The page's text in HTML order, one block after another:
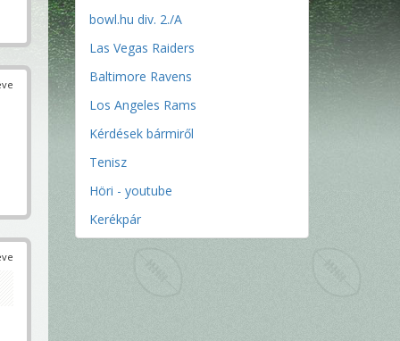
bowl.hu div. 2./A
Las Vegas Raiders
Baltimore Ravens
Los Angeles Rams
Kérdések bármiről
Tenisz
Höri - youtube
Kerékpár